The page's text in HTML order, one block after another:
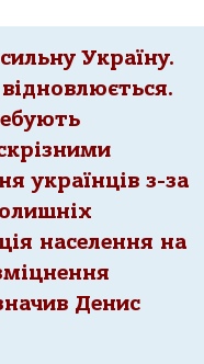
Україну.
українців з-за
населення на
Денис